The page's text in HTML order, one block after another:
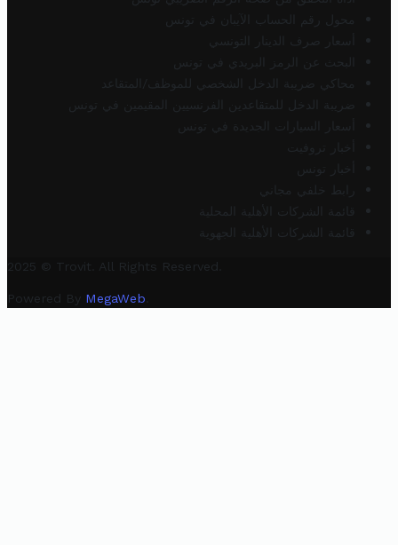
محول رقم الحساب الآيبان في تونس
أسعار صرف الدينار التونسي
البحث عن الرمز البريدي في تونس
محاكي ضريبة الدخل الشخصي للموظف/المتقاعد
ضريبة الدخل للمتقاعدين الفرنسيين المقيمين في تونس
أسعار السيارات الجديدة في تونس
أخبار تروفيت
أخبار تونس
رابط خلفي مجاني
قائمة الشركات الأهلية المحلية
قائمة الشركات الأهلية الجهوية
2025 © Trovit. All Rights Reserved.
Powered By MegaWeb